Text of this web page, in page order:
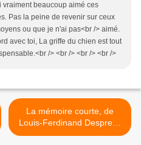
vraiment beaucoup aimé ces
Pas la peine de revenir sur ceux
ou que je n'ai pas<br /> aimé.
avec toi, La griffe du chien est tout
/> <br /> <br /> <br />
La mémoire courte, de
Louis-Ferdinand Despreez
>